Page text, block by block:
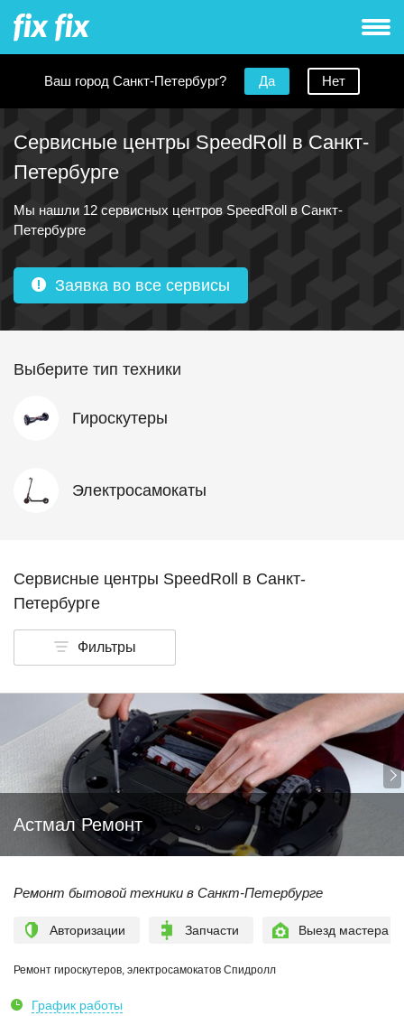
Ваш город Санкт-Петербург? Да Нет
Сервисные центры SpeedRoll в Санкт-
Петербурге
Мы нашли 12 сервисных центров SpeedRoll в Санкт-
Петербурге
Заявка во все сервисы
Выберите тип техники
Гироскутеры
Электросамокаты
Сервисные центры SpeedRoll в Санкт-
Петербурге
Фильтры
Астмал Ремонт
Ремонт бытовой техники в Санкт-Петербурге
Авторизации Запчасти Выезд мастера
Ремонт гироскутеров, электросамокатов Спидролл
График работы